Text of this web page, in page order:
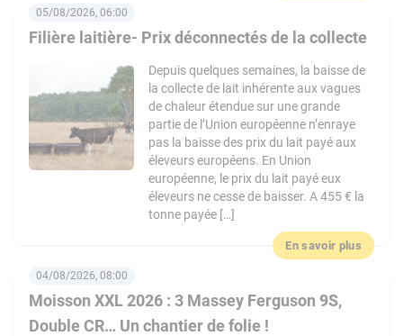
Filière laitière- Prix déconnectés de la collecte
05/08/2026, 06:00
Depuis quelques semaines, la baisse de
la collecte de lait inhérente aux vagues
de chaleur étendue sur une grande
partie de l’Union européenne n’enraye
pas la baisse des prix du lait payé aux
éleveurs européens. En Union
européenne, le prix du lait payé eux
éleveurs ne cesse de baisser. A 455 € la
tonne payée […]
En savoir plus
Moisson XXL 2026 : 3 Massey Ferguson 9S,
Double CR… Un chantier de folie !
04/08/2026, 08:00